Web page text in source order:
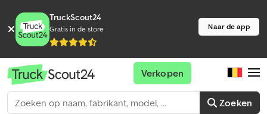
TruckScout24
Gratis in de store Naar de app
Zoeken
Verkopen